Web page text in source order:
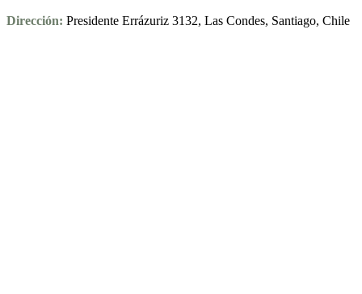
Dirección: Presidente Errázuriz 3132, Las Condes, Santiago, Chile